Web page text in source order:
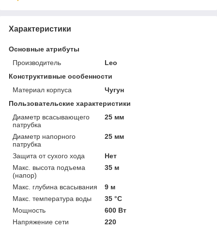
Характеристики
Основные атрибуты
Производитель
Leo
Конструктивные особенности
Материал корпуса
Чугун
Пользовательские характеристики
Диаметр всасывающего
патрубка
25 мм
Диаметр напорного
патрубка
25 мм
Защита от сухого хода
Нет
Макс. высота подъема
(напор)
35 м
Макс. глубина всасывания
9 м
Макс. температура воды
35 °C
Мощность
600 Вт
Напряжение сети
220